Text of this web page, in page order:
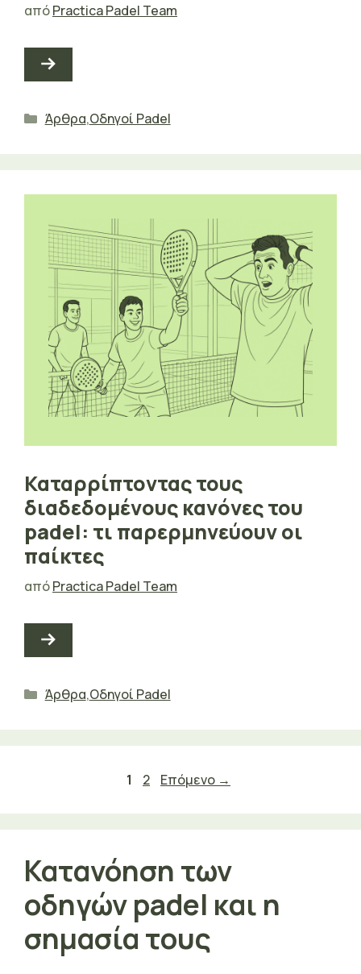
απόPractica Padel Team
Κατηγορίες
Άρθρα,Οδηγοί Padel
Καταρρίπτοντας τους
διαδεδομένους κανόνες του
padel: τι παρερμηνεύουν οι
παίκτες
απόPractica Padel Team
Κατηγορίες
Άρθρα,Οδηγοί Padel
Σελίδα
1 Σελίδα
2 Επόμενο →
Κατανόηση των
οδηγών padel και η
σημασία τους